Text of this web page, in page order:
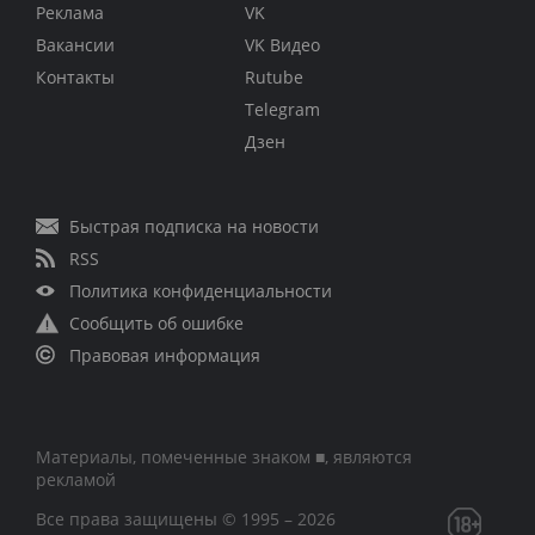
Реклама
Вакансии
Контакты
VK
VK Видео
Rutube
Telegram
Дзен
Быстрая подписка на новости
RSS
Политика конфиденциальности
Сообщить об ошибке
Правовая информация
Материалы, помеченные знаком ■, являются
рекламой
Все права защищены © 1995 – 2026